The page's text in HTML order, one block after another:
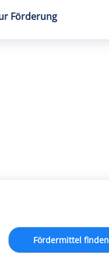
Förderung
Fördermittel finden